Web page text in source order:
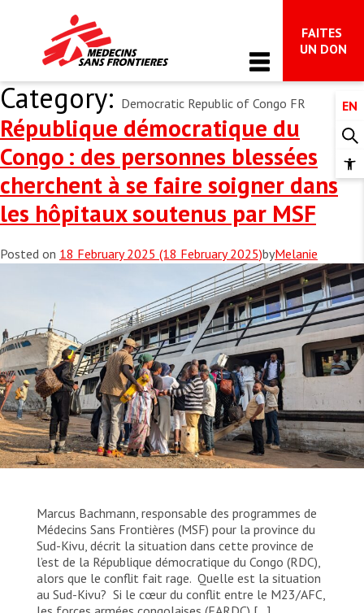
EN
Main Navigation
FAITES
UN DON
QUI SOMMES-NOUS
À propos de MSF
MSF Canada
Mouvement international de MSF
Nourrir l’espoir
Les États négligent leur obligation de protéger les
personnes civiles et les services de santé en temps
de guerre
NOS ACTIVITÉS
Ce que nous faisons
Plaidoyer
Dossiers thématiques
Des réponses à vos questions sur notre
travail à Gaza
Urgence Ebola
ACTUALITÉS ET TÉMOIGNAGES
Actualités
Restez au fait
Séismes au Venezuela : conséquences et intervention
de MSF
DONNER
Soutien aux donateurs et donatrices et FAQ
Faites un don dans votre testament
Dons des fondations
Partenariat d’entreprise
MSF l'entrepôt. Un cadeau qui en dit long.
S’IMPLIQUER
Impliquez-vous
Les Amis de MSF
Devenez bénévoles au Canada
TRAVAILLER AVEC NOUS
Travailler avec MSF
Travailler à l’étranger
Travailler au Canada
Category: Democratic Republic of Congo FR
République démocratique du
Congo : des personnes blessées
cherchent à se faire soigner dans
les hôpitaux soutenus par MSF
Posted on 18 February 2025 (18 February 2025)byMelanie
Marcus Bachmann, responsable des programmes de
Médecins Sans Frontières (MSF) pour la province du
Sud-Kivu, décrit la situation dans cette province de
l’est de la République démocratique du Congo (RDC),
alors que le conflit fait rage. Quelle est la situation
au Sud-Kivu? Si le cœur du conflit entre le M23/AFC,